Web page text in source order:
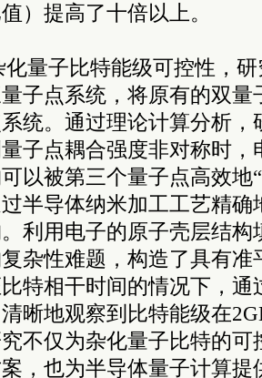
）提高了十倍以上。
化量子比特能级可控性，
子点系统，将原有的双量
统。通过理论计算分析，
子点耦合强度非对称时，
以被第三个量子点高效地
半导体纳米加工工艺精确
利用电子的原子壳层结
杂性难题，构造了具有准
特相干时间的情况下，
晰地观察到比特能级在
不仅为杂化量子比特的可
，也为半导体量子计算提